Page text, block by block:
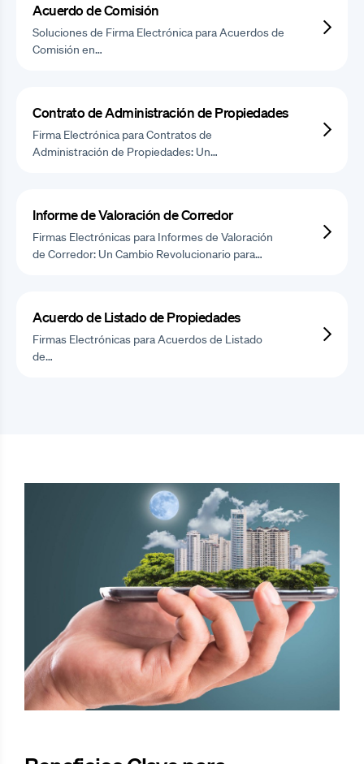
Acuerdo de Comisión
Soluciones de Firma Electrónica para Acuerdos de
Comisión en…
Contrato de Administración de Propiedades
Firma Electrónica para Contratos de
Administración de Propiedades: Un…
Informe de Valoración de Corredor
Firmas Electrónicas para Informes de Valoración
de Corredor: Un Cambio Revolucionario para…
Acuerdo de Listado de Propiedades
Firmas Electrónicas para Acuerdos de Listado
de…